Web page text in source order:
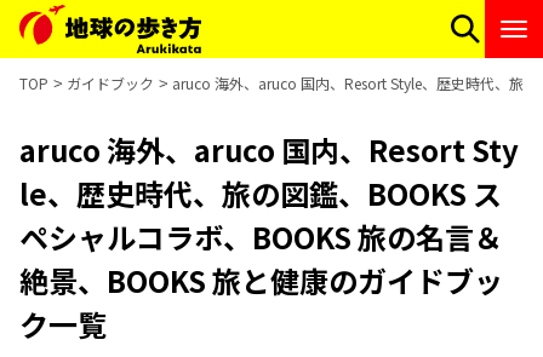
TOP ガイドブック aruco 海外、aruco 国内、Resort Style、歴史時代、旅
aruco 海外、aruco 国内、Resort Sty
le、歴史時代、旅の図鑑、BOOKS ス
ペシャルコラボ、BOOKS 旅の名言＆
絶景、BOOKS 旅と健康のガイドブッ
ク一覧